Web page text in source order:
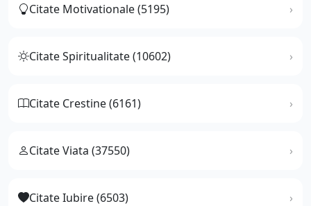
Citate Motivationale (5195)
Citate Spiritualitate (10602)
Citate Crestine (6161)
Citate Viata (37550)
Citate Iubire (6503)